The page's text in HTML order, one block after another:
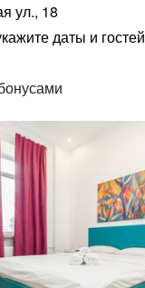
ул., 18
даты и гостей